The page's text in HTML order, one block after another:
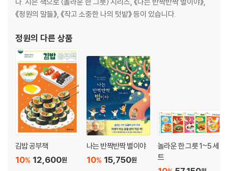
《정원의 말들》, 《작고 소중한 나의 텃밭》 등이 있습니다.
정원의 다른 상품
김밥 공부책
12,600원
10%
나는 반짝반짝 별이야
15,750원
10%
놀라운 한 그릇 1~5 세
트